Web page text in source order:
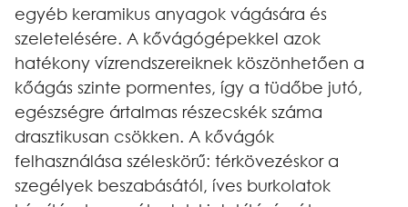
egyéb keramikus anyagok vágására és
szeletelésére. A kővágógépekkel azok
hatékony vízrendszereiknek köszönhetően a
kőágás szinte pormentes, így a tüdőbe jutó,
egészségre ártalmas részecskék száma
drasztikusan csökken. A kővágók
felhasználása széleskörű: térkövezéskor a
szegélyek beszabásától, íves burkolatok